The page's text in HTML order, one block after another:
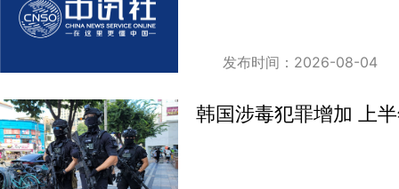
发布时间：2026-08-04
韩国涉毒犯罪增加 上